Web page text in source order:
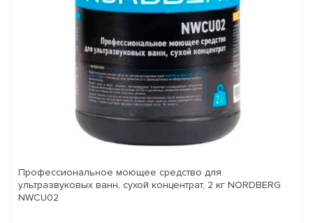
Профессиональное моющее средство для
ультразвуковых ванн, сухой концентрат, 2 кг NORDBERG
NWCU02